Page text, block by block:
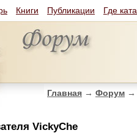
Книги Публикации Где
Главная → Форум →
VickyChe